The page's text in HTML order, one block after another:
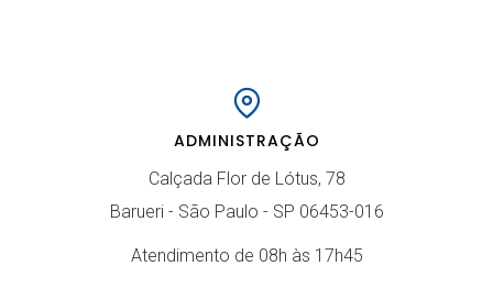
ADMINISTRAÇÃO
Calçada Flor de Lótus, 78
Barueri - São Paulo - SP 06453-016
Atendimento de 08h às 17h45